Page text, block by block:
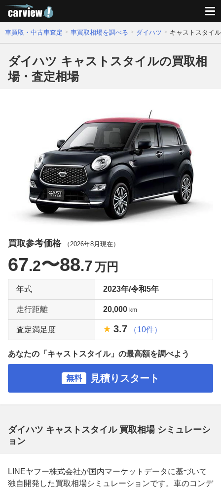
車買取・中古車査定 車買取相場を調べる ダイハツ キャストスタイ
ダイハツ キャストスタイルの買取相
場・査定相場
買取参考価格 （ 2026年8月 現在）
67.2〜88.7万円
年式 2023年/令和5年
走行距離 20,000 km
査定満足度 3.7 （10件）
あなたの「キャストスタイル」の最高額を調べよう
無料 見積りスタート
ダイハツ キャストスタイル 買取相場 シミュレーシ
ョン
LINEヤフー株式会社が国内マーケットデータに基づいて
独自開発した買取相場シミュレーションです。車のコンデ